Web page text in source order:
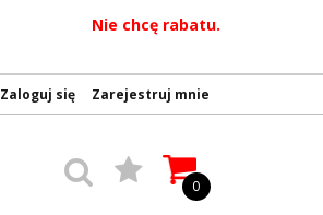
Nie chcę rabatu.
Zaloguj się Zarejestruj mnie
0